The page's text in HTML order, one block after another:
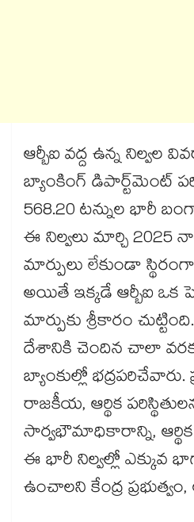
ఆర్బీఐ వద్ద ఉన్న నిల్వల
బ్యాంకింగ్ డిపార్ట్‌మెంట్
568.20 టన్నుల భారీ
ఈ నిల్వలు మార్చి 2025
మార్పులు లేకుండా
అయితే ఇక్కడే ఆర్బీఐ ఒక
మార్పుకు శ్రీకారం
దేశానికి చెందిన చాలా
బ్యాంకుల్లో భద్రపరిచేవారు.
రాజకీయ, ఆర్థిక
సార్వభౌమాధికారాన్ని,
ఈ భారీ నిల్వల్లో ఎక్కువ
ఉంచాలని కేంద్ర